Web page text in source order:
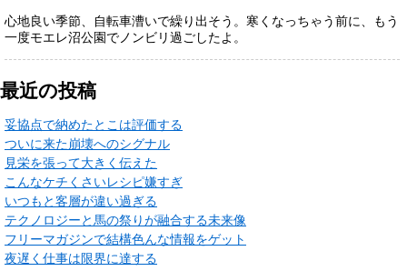
心地良い季節、自転車漕いで繰り出そう。寒くなっちゃう前に、もう
一度モエレ沼公園でノンビリ過ごしたよ。
最近の投稿
妥協点で納めたとこは評価する
ついに来た崩壊へのシグナル
見栄を張って大きく伝えた
こんなケチくさいレシピ嫌すぎ
いつもと客層が違い過ぎる
テクノロジーと馬の祭りが融合する未来像
フリーマガジンで結構色んな情報をゲット
夜遅く仕事は限界に達する